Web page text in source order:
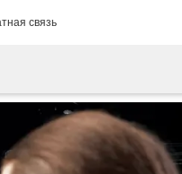
связь